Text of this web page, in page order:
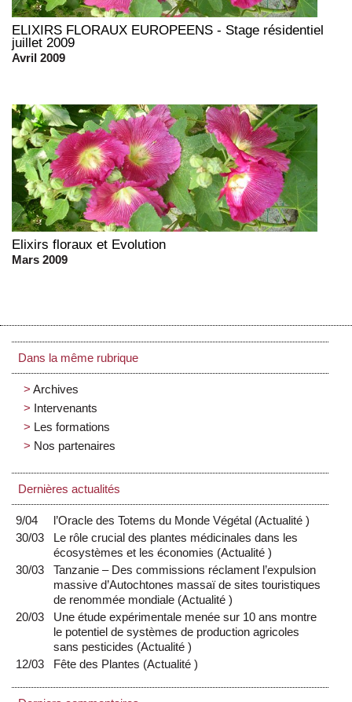
ELIXIRS FLORAUX EUROPEENS - Stage résidentiel
juillet 2009
Avril 2009
Elixirs floraux et Evolution
Mars 2009
Dans la même rubrique
Archives
Intervenants
Les formations
Nos partenaires
Dernières actualités
9/04 l’Oracle des Totems du Monde Végétal (Actualité)
30/03
Le rôle crucial des plantes médicinales dans les
écosystèmes et les économies (Actualité)
30/03
Tanzanie – Des commissions réclament l’expulsion
massive d’Autochtones massaï de sites touristiques
de renommée mondiale (Actualité)
20/03
Une étude expérimentale menée sur 10 ans montre
le potentiel de systèmes de production agricoles
sans pesticides (Actualité)
12/03
Fête des Plantes (Actualité)